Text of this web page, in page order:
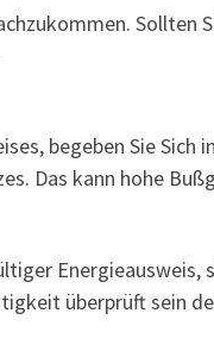
Sollten
begeben Sie Sich
Das kann hohe
überprüft sein